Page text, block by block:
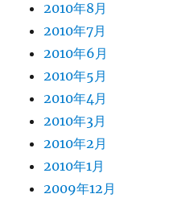
2010年8月
2010年7月
2010年6月
2010年5月
2010年4月
2010年3月
2010年2月
2010年1月
2009年12月